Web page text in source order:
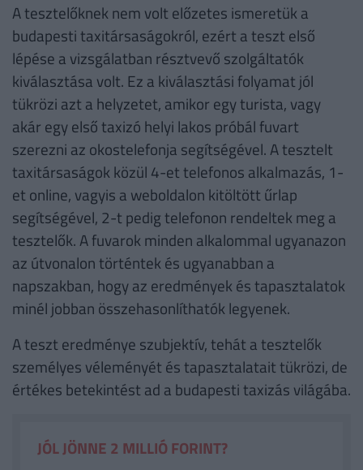
A tesztelőknek nem volt előzetes ismeretük a
budapesti taxitársaságokról, ezért a teszt első
lépése a vizsgálatban résztvevő szolgáltatók
kiválasztása volt. Ez a kiválasztási folyamat jól
tükrözi azt a helyzetet, amikor egy turista, vagy
akár egy első taxizó helyi lakos próbál fuvart
szerezni az okostelefonja segítségével. A tesztelt
taxitársaságok közül 4-et telefonos alkalmazás, 1-
et online, vagyis a weboldalon kitöltött űrlap
segítségével, 2-t pedig telefonon rendeltek meg a
tesztelők. A fuvarok minden alkalommal ugyanazon
az útvonalon történtek és ugyanabban a
napszakban, hogy az eredmények és tapasztalatok
minél jobban összehasonlíthatók legyenek.
A teszt eredménye szubjektív, tehát a tesztelők
személyes véleményét és tapasztalatait tükrözi, de
értékes betekintést ad a budapesti taxizás világába.
JÓL JÖNNE 2 MILLIÓ FORINT?